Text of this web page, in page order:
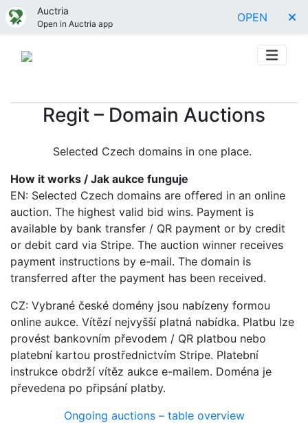
Auctria
Open in Auctria app OPEN
Regit – Domain Auctions
Selected Czech domains in one place.
How it works / Jak aukce funguje
EN: Selected Czech domains are offered in an online
auction. The highest valid bid wins. Payment is
available by bank transfer / QR payment or by credit
or debit card via Stripe. The auction winner receives
payment instructions by e-mail. The domain is
transferred after the payment has been received.
CZ: Vybrané české domény jsou nabízeny formou
online aukce. Vítězí nejvyšší platná nabídka. Platbu lze
provést bankovním převodem / QR platbou nebo
platební kartou prostřednictvím Stripe. Platební
instrukce obdrží vítěz aukce e-mailem. Doména je
převedena po připsání platby.
Ongoing auctions – table overview